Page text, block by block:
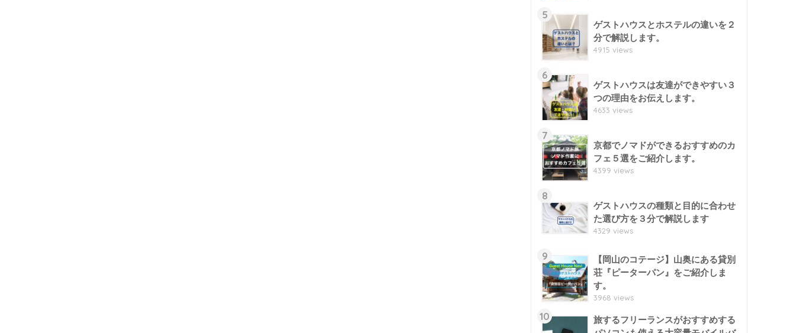
5
ゲストハウスとホステルの違いを２
分で解説します。
4915 views
6
ゲストハウスは友達ができやすい３
つの理由をお伝えします。
4633 views
7
京都でノマドができるおすすめのカ
フェ５選をご紹介します。
4399 views
8
ゲストハウスの種類と目的に合わせ
た選び方を３分で解説します
4329 views
9
【岡山のコテージ】山奥にある貸別
荘『ピーターパン』をご紹介しま
す。
3968 views
10
旅するフリーランスがおすすめする